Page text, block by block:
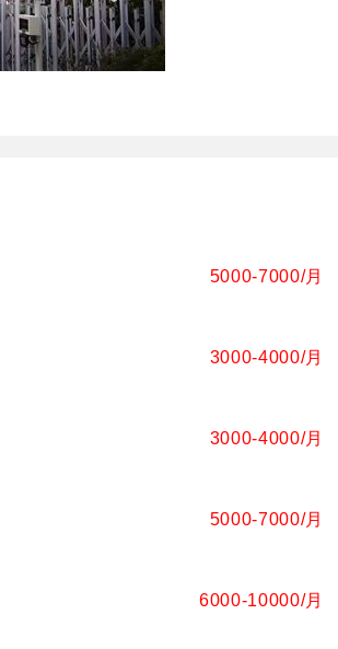
5000-7000/月
3000-4000/月
3000-4000/月
5000-7000/月
6000-10000/月